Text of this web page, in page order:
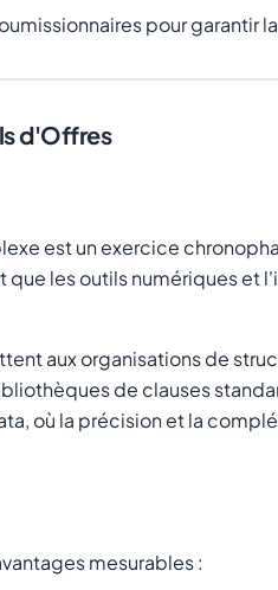
pour garantir
d'Offres
est un exercice
les outils numériques
aux organisations de
de clauses
où la précision et la
mesurables :